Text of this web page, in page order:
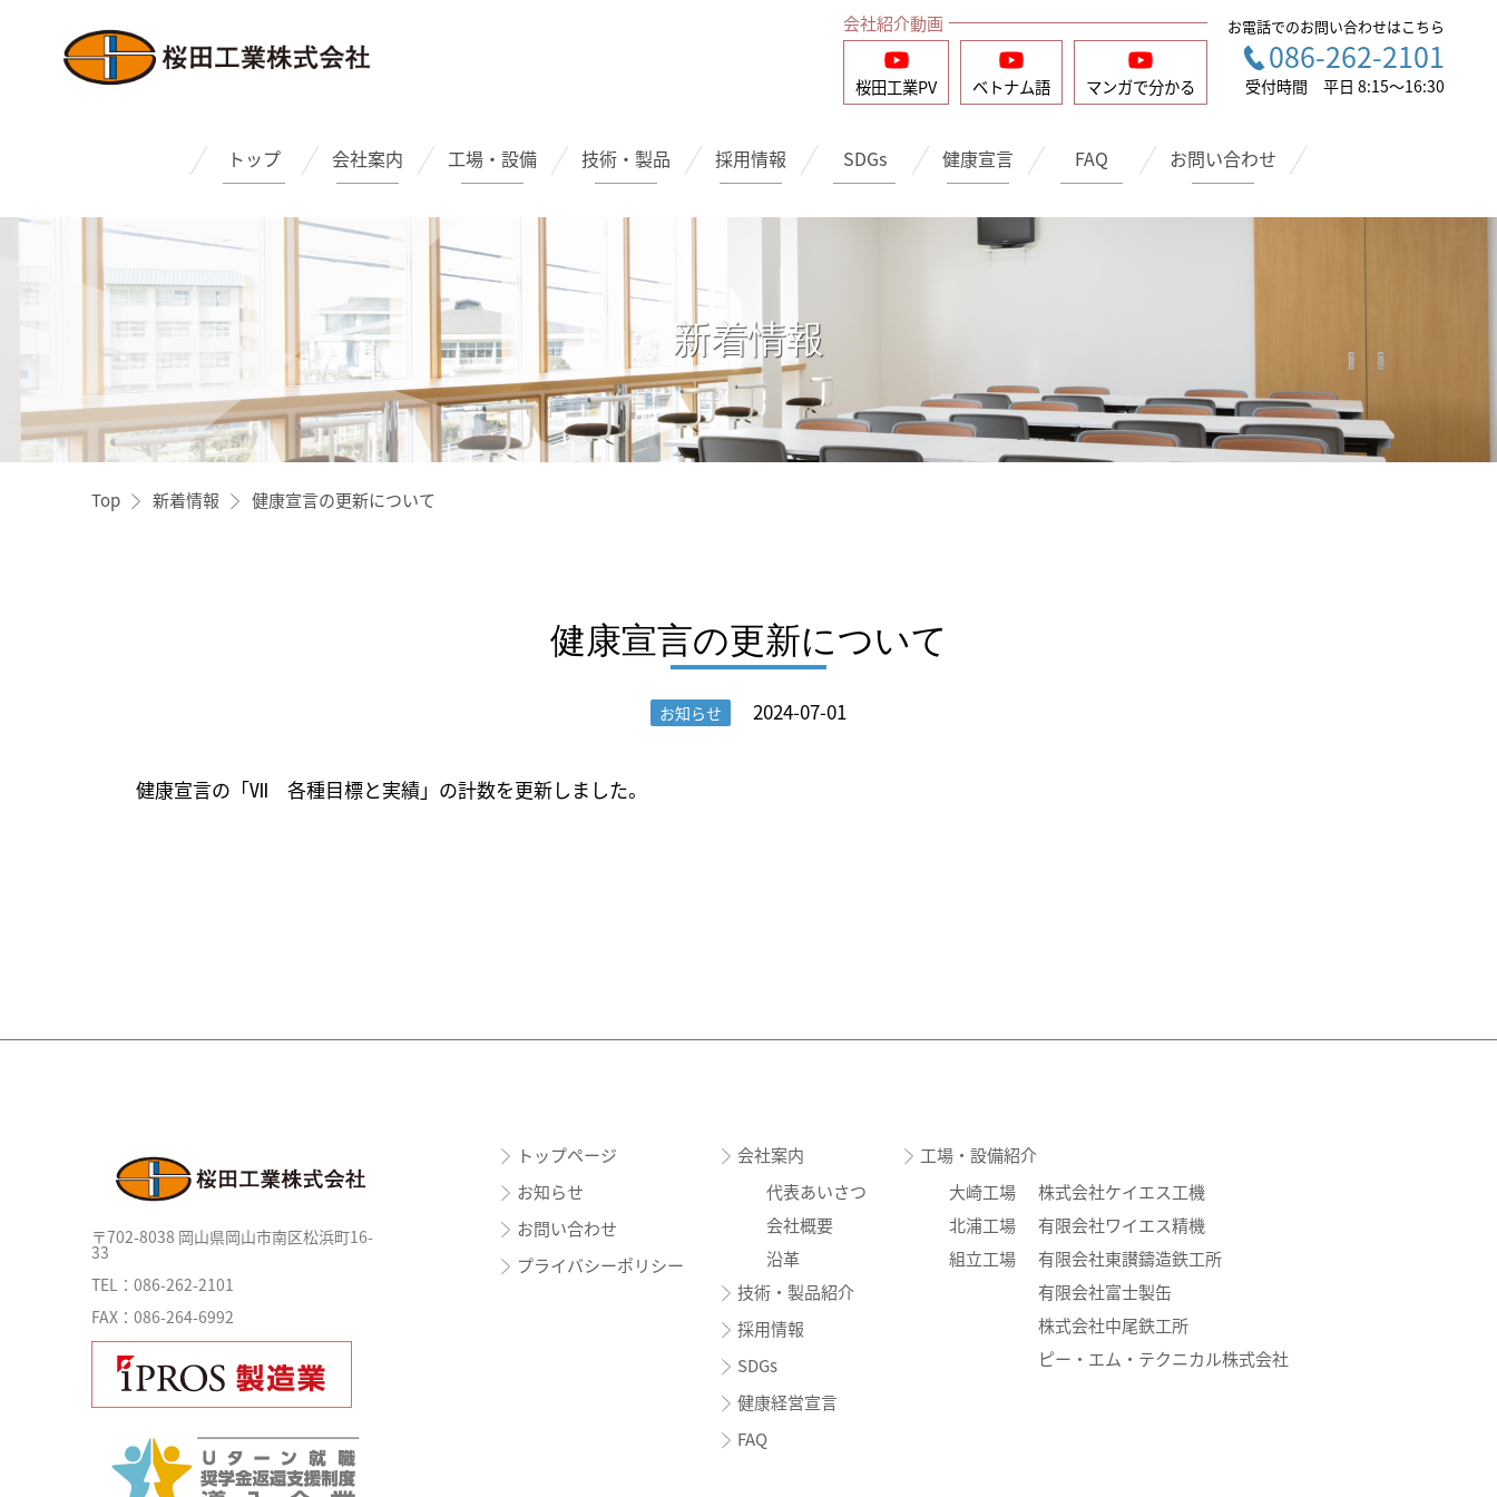
会社紹介動画
桜田工業PV ベトナム語 マンガで分かる
お電話でのお問い合わせはこちら
086-262-2101
受付時間 平日 8:15〜16:30
トップ 会社案内 工場・設備 技術・製品 採用情報 SDGs 健康宣言 FAQ お問い合わせ
新着情報
Top 新着情報 健康宣言の更新について
健康宣言の更新について
お知らせ 2024-07-01
健康宣言の「Ⅶ 各種目標と実績」の計数を更新しました。
〒702-8038 岡山県岡山市南区松浜町16-
33
TEL：086-262-2101
FAX：086-264-6992
トップページ
お知らせ
お問い合わせ
プライバシーポリシー
会社案内
代表あいさつ
会社概要
沿革
技術・製品紹介
採用情報
SDGs
健康経営宣言
FAQ
工場・設備紹介
大崎工場
北浦工場
組立工場
株式会社ケイエス工機
有限会社ワイエス精機
有限会社東讃鑄造鉄工所
有限会社富士製缶
株式会社中尾鉄工所
ピー・エム・テクニカル株式会社